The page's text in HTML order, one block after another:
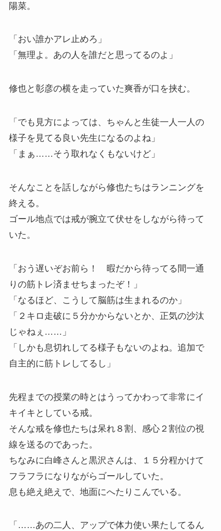
陽菜。
「おい誰かアレ止めろ」
「無理よ。あの人を誰だと思ってるのよ」
修也と彰彦の横を走っていた爽香が口を挟む。
「でも見方によっては、ちゃんと生徒一人一人の
様子を見てる良い先生になるのよね」
「まぁ……そう取れなくもないけど」
そんなことを話しながら修也たちはランニングを
終える。
ゴール地点では戒が腕立て伏せをしながら待って
いた。
「おう遅いぞお前ら！ 暇だから待ってる間一通
りの筋トレ済ませちまったぞ！」
「なるほど、こうして脳筋は生まれるのか」
「２キロ走破に５分かからないとか、正気の沙汰
じゃねぇ……」
「しかも息切れしてる様子もないのよね。追加で
自主的に筋トレしてるし」
先程までの授業の時とはうってかわって非常にイ
キイキとしている戒。
そんな戒を修也たちは呆れ８割、感心２割位の視
線を送るのであった。
ちなみに白峰さんと黒沢さんは、１５分程かけて
フラフラになりながらゴールしていた。
息も絶え絶えで、地面にへたりこんでいる。
「……あの二人、アップで体力使い果たしてるん